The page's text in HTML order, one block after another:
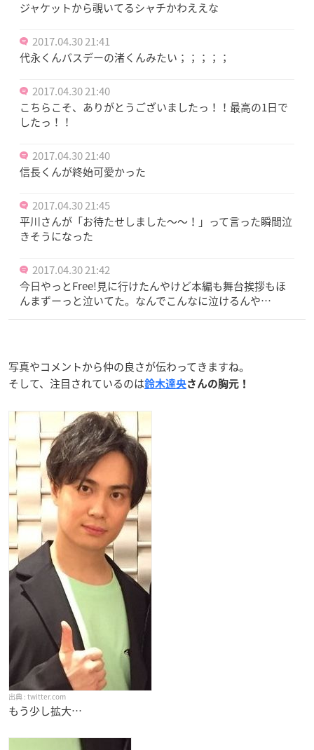
ジャケットから覗いてるシャチかわええな
2017.04.30 21:41
代永くんバスデーの渚くんみたい；；；；；
2017.04.30 21:40
こちらこそ、ありがとうございましたっ！！最高の1日で
したっ！！
2017.04.30 21:40
信長くんが終始可愛かった
2017.04.30 21:45
平川さんが「お待たせしました〜〜！」って言った瞬間泣
きそうになった
2017.04.30 21:42
今日やっとFree!見に行けたんやけど本編も舞台挨拶もほ
んまずーっと泣いてた。なんでこんなに泣けるんや…
写真やコメントから仲の良さが伝わってきますね。
そして、注目されているのは鈴木達央さんの胸元！
twitter.com
もう少し拡大…